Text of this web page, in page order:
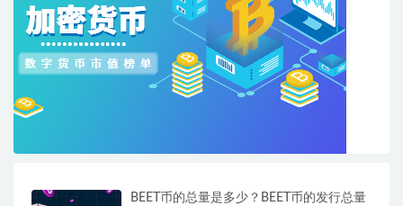
BEET币的总量是多少？BEET币的发行总量